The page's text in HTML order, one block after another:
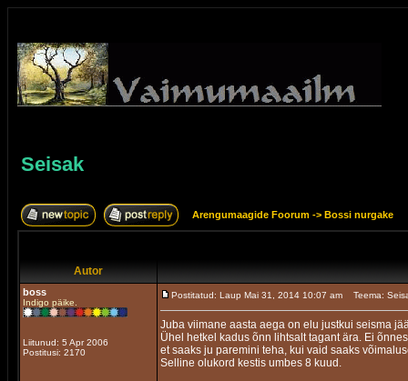
Seisak
Arengumaagide Foorum -> Bossi nurgake
Autor
boss
Indigo päike.
Liitunud: 5 Apr 2006
Postitusi: 2170
Postitatud: Laup Mai 31, 2014 10:07 am Teema:
Juba viimane aasta aega on elu justkui seisma
Ühel hetkel kadus õnn lihtsalt tagant ära. Ei
et saaks ju paremini teha, kui vaid saaks
Selline olukord kestis umbes 8 kuud.